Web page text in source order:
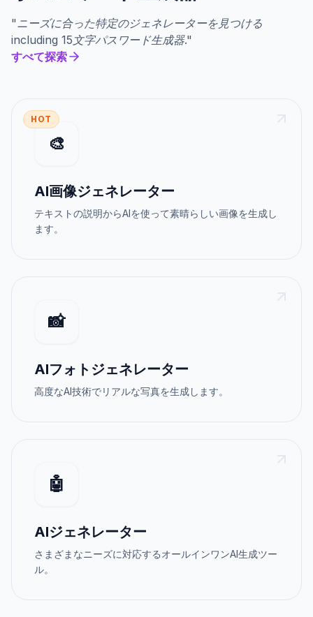
"ニーズに合った特定のジェネレーターを見つける
including 15文字パスワード生成器."
すべて探索
HOT
🎨
AI画像ジェネレーター
テキストの説明からAIを使って素晴らしい画像を生成し
ます。
📸
AIフォトジェネレーター
高度なAI技術でリアルな写真を生成します。
🤖
AIジェネレーター
さまざまなニーズに対応するオールインワンAI生成ツー
ル。